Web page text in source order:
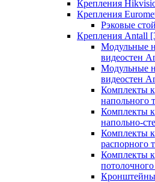
Крепления
Крепления
Рэковые
Крепления Antall
Модульные
видеостен
Модульные
видеостен
Комплекты
напольного
Комплекты
напольно-
Комплекты
распорного
Комплекты
Кронштейны